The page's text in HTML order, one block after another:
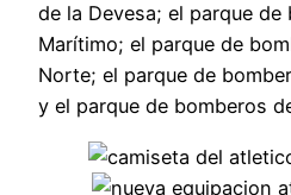
de la Devesa; el parque de
Marítimo; el parque de
Norte; el parque de
y el parque de bomberos